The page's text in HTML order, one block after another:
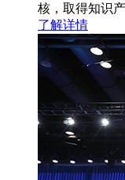
核，取得知识
了解详情